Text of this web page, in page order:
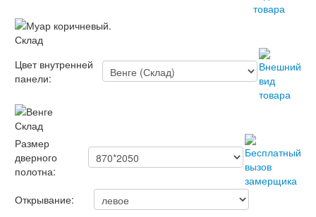
Лабиринт Лайн Вайт
Лабиринт Лондон
Лабиринт Лофт
Лабиринт Пиано
Лабиринт Пиано Смарт 2.0
Лабиринт Полярис лайт
Лабиринт Роял
Склад
Цвет внутренней
панели:
Склад
Размер
дверного
полотна:
Открывание: